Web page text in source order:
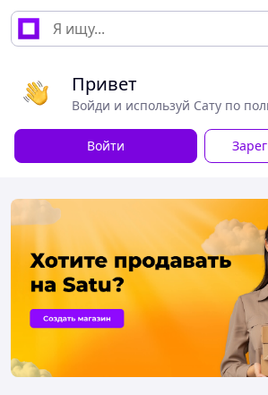
Привет
Войди и используй Сату по
Войти